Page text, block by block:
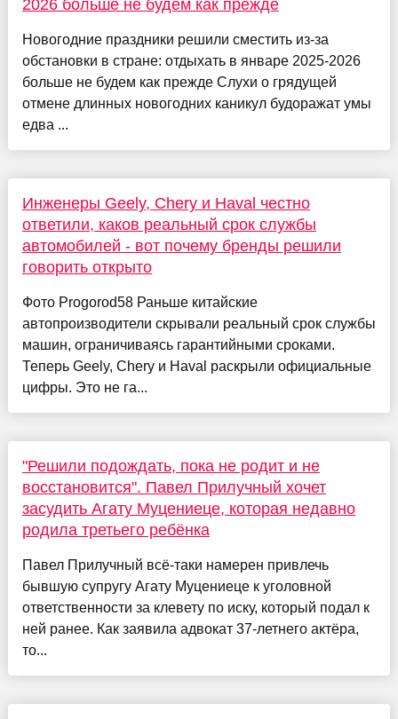
2026 больше не будем как прежде
Новогодние праздники решили сместить из-за
обстановки в стране: отдыхать в январе 2025-2026
больше не будем как прежде Слухи о грядущей
отмене длинных новогодних каникул будоражат умы
едва ...
Инженеры Geely, Chery и Haval честно
ответили, каков реальный срок службы
автомобилей - вот почему бренды решили
говорить открыто
Фото Progorod58 Раньше китайские
автопроизводители скрывали реальный срок службы
машин, ограничиваясь гарантийными сроками.
Теперь Geely, Chery и Haval раскрыли официальные
цифры. Это не га...
"Решили подождать, пока не родит и не
восстановится". Павел Прилучный хочет
засудить Агату Муцениеце, которая недавно
родила третьего ребёнка
Павел Прилучный всё-таки намерен привлечь
бывшую супругу Агату Муцениеце к уголовной
ответственности за клевету по иску, который подал к
ней ранее. Как заявила адвокат 37-летнего актёра,
то...